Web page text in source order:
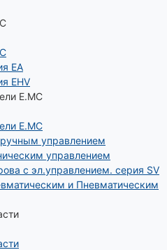
EA
EHV
E.MC
E.MC
ручным управлением
управлением
с эл.управлением. серия SV
и Пневматическим